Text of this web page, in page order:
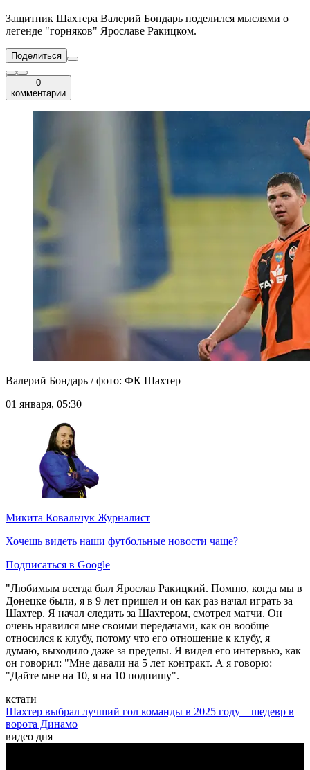
Защитник Шахтера Валерий Бондарь поделился мыслями о
легенде "горняков" Ярославе Ракицком.
Поделиться
0
комментарии
Валерий Бондарь / фото: ФК Шахтер
01 января, 05:30
Микита Ковальчук Журналист
Хочешь видеть наши футбольные новости чаще?
Подписаться в Google
"Любимым всегда был Ярослав Ракицкий. Помню, когда мы в
Донецке были, я в 9 лет пришел и он как раз начал играть за
Шахтер. Я начал следить за Шахтером, смотрел матчи. Он
очень нравился мне своими передачами, как он вообще
относился к клубу, потому что его отношение к клубу, я
думаю, выходило даже за пределы. Я видел его интервью, как
он говорил: "Мне давали на 5 лет контракт. А я говорю:
"Дайте мне на 10, я на 10 подпишу".
кстати
Шахтер выбрал лучший гол команды в 2025 году – шедевр в
ворота Динамо
видео дня